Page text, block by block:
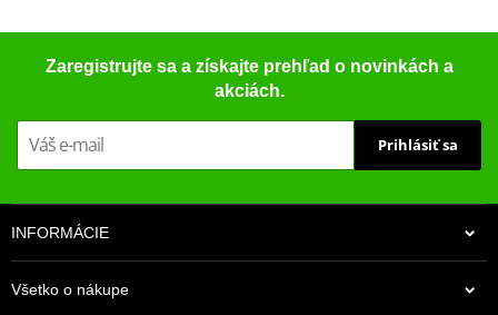
Zaregistrujte sa a získajte prehľad o novinkách a
akciách.
Prihlásiť sa
INFORMÁCIE
Všetko o nákupe